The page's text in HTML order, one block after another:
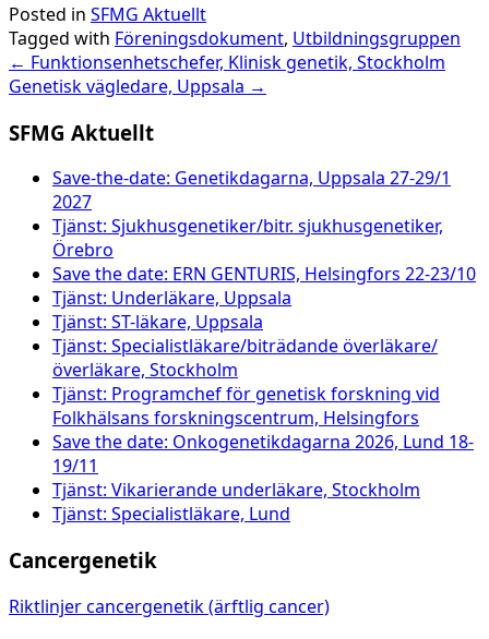
Posted in SFMG Aktuellt
Tagged with Föreningsdokument, Utbildningsgruppen
Post
navigation
← Funktionsenhetschefer, Klinisk genetik, Stockholm
Genetisk vägledare, Uppsala →
SFMG Aktuellt
Save-the-date: Genetikdagarna, Uppsala 27-29/1
2027
Tjänst: Sjukhusgenetiker/bitr. sjukhusgenetiker,
Örebro
Save the date: ERN GENTURIS, Helsingfors 22-23/10
Tjänst: Underläkare, Uppsala
Tjänst: ST-läkare, Uppsala
Tjänst: Specialistläkare/biträdande överläkare/
överläkare, Stockholm
Tjänst: Programchef för genetisk forskning vid
Folkhälsans forskningscentrum, Helsingfors
Save the date: Onkogenetikdagarna 2026, Lund 18-
19/11
Tjänst: Vikarierande underläkare, Stockholm
Tjänst: Specialistläkare, Lund
Cancergenetik
Riktlinjer cancergenetik (ärftlig cancer)